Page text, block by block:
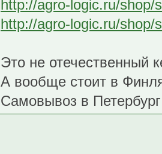
http://agro-logic.ru/shop/
http://agro-logic.ru/shop/
Это не отечественный
А вообще стоит в
Самовывоз в